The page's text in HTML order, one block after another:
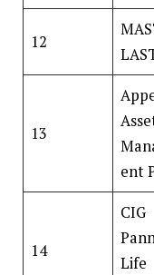
12
13
ent
14
CIG
Life